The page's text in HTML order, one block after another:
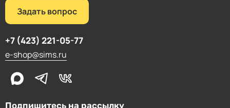
Подпишитесь на рассылку
Задать вопрос
+7 (423) 221-05-77
e-shop@sims.ru